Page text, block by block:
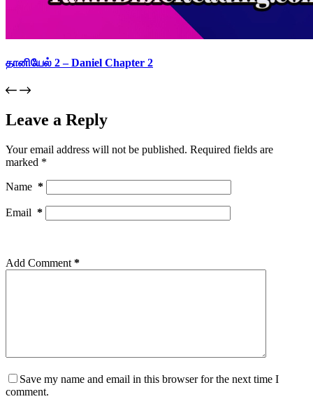
தானியேல் 2 – Daniel Chapter 2
Leave a Reply
Your email address will not be published. Required fields are
marked *
Name *
Email *
Add Comment *
Save my name and email in this browser for the next time I
comment.